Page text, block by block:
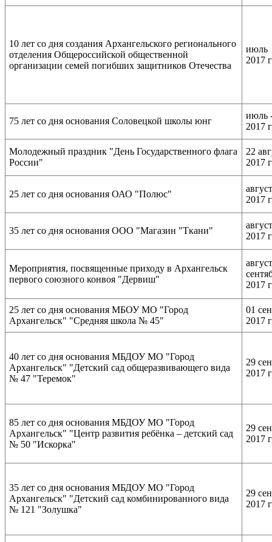
10 лет со дня создания Архангельского регионального
отделения Общероссийской общественной
организации семей погибших защитников Отечества
июль
2017
75 лет со дня основания Соловецкой школы юнг
июль
2017
Молодежный праздник "День Государственного флага
России"
22
2017
25 лет со дня основания ОАО "Полюс"
август
2017
35 лет со дня основания ООО "Магазин "Ткани"
август
2017
Мероприятия, посвященные приходу в Архангельск
первого союзного конвоя "Дервиш"
2017
25 лет со дня основания МБОУ МО "Город
Архангельск" "Средняя школа № 45"
01
2017
40 лет со дня основания МБДОУ МО "Город
Архангельск" "Детский сад общеразвивающего вида
№ 47 "Теремок"
29
2017
85 лет со дня основания МБДОУ МО "Город
Архангельск" "Центр развития ребёнка – детский сад
№ 50 "Искорка"
29
2017
35 лет со дня основания МБДОУ МО "Город
Архангельск" "Детский сад комбинированного вида
№ 121 "Золушка"
29
2017